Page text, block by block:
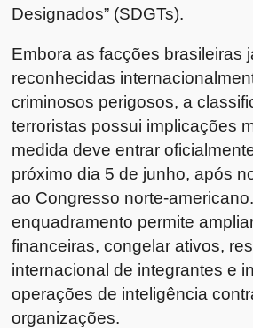
Designados” (SDGTs).
Embora as facções brasileiras
reconhecidas
criminosos perigosos, a
terroristas possui implicações
medida deve entrar
próximo dia 5 de junho, após
ao Congresso norte-
enquadramento permite
financeiras, congelar ativos,
internacional de integrantes e
operações de inteligência
organizações.